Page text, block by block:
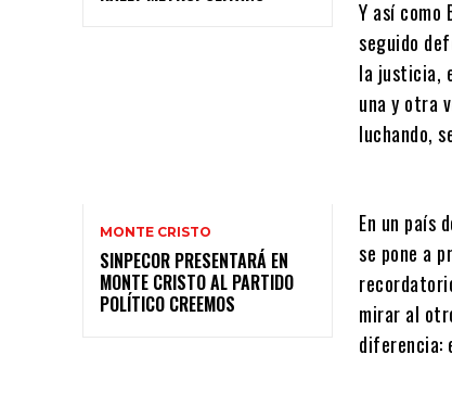
MONTE CRISTO
SINPECOR PRESENTARÁ EN
MONTE CRISTO AL PARTIDO
POLÍTICO CREEMOS
Y así como
seguido
la justicia,
una y otra
luchando,
En un país
se pone a
mirar al
diferencia: